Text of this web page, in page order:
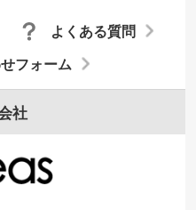
フォーム
よくある質問
社